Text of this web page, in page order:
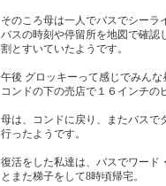
そのころ母は一人でバスでシーラ
バスの時刻や停留所を地図で確認
割とすいていたようです。
午後 グロッキーって感じでみんな
コンドの下の売店で１６インチの
母は、コンドに戻り、またバスで
行ったようです。
復活をした私達は、バスでワード
とまた梯子をして8時頃帰宅。